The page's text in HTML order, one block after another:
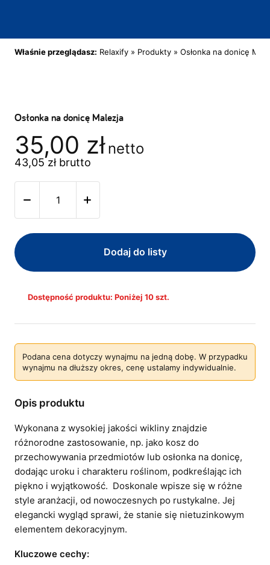
Właśnie przeglądasz: Relaxify » Produkty » Osłonka na donicę
Osłonka na donicę Malezja
35,00 zł netto
43,05złbrutto
Dodaj do listy
Dostępność produktu: Poniżej 10 szt.
Podana cena dotyczy wynajmu na jedną dobę. W przypadku
wynajmu na dłuższy okres, cenę ustalamy indywidualnie.
Opis produktu
Wykonana z wysokiej jakości wikliny znajdzie
różnorodne zastosowanie, np. jako kosz do
przechowywania przedmiotów lub osłonka na donicę,
dodając uroku i charakteru roślinom, podkreślając ich
piękno i wyjątkowość. Doskonale wpisze się w różne
style aranżacji, od nowoczesnych po rustykalne. Jej
elegancki wygląd sprawi, że stanie się nietuzinkowym
elementem dekoracyjnym.
Kluczowe cechy: